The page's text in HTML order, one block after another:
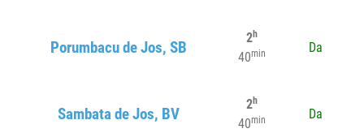
Porumbacu de Jos, SB
2h
40min Da
Sambata de Jos, BV
2h
40min Da